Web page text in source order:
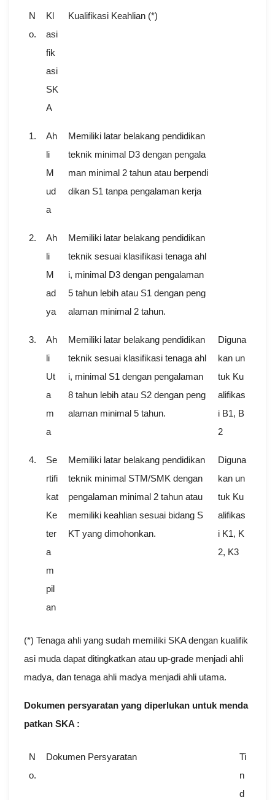
N
o.
Kl
asi
fik
asi
SK
A
Kualifikasi Keahlian (*)
1.
Ah
li
M
ud
a
Memiliki latar belakang pendidikan
teknik minimal D3 dengan pengala
man minimal 2 tahun atau berpendi
dikan S1 tanpa pengalaman kerja
2.
Ah
li
M
ad
ya
Memiliki latar belakang pendidikan
teknik sesuai klasifikasi tenaga ahl
i, minimal D3 dengan pengalaman
5 tahun lebih atau S1 dengan peng
alaman minimal 2 tahun.
3.
Ah
li
Ut
a
m
a
Memiliki latar belakang pendidikan
teknik sesuai klasifikasi tenaga ahl
i, minimal S1 dengan pengalaman
8 tahun lebih atau S2 dengan peng
alaman minimal 5 tahun.
Diguna
kan un
tuk Ku
alifikas
i B1, B
2
4.
Se
rtifi
kat
Ke
ter
a
m
pil
an
Memiliki latar belakang pendidikan
teknik minimal STM/SMK dengan
pengalaman minimal 2 tahun atau
memiliki keahlian sesuai bidang S
KT yang dimohonkan.
Diguna
kan un
tuk Ku
alifikas
i K1, K
2, K3
(*) Tenaga ahli yang sudah memiliki SKA dengan kualifik
asi muda dapat ditingkatkan atau up-grade menjadi ahli
madya, dan tenaga ahli madya menjadi ahli utama.
Dokumen persyaratan yang diperlukan untuk menda
patkan SKA :
N
o.
Dokumen Persyaratan
Ti
n
d